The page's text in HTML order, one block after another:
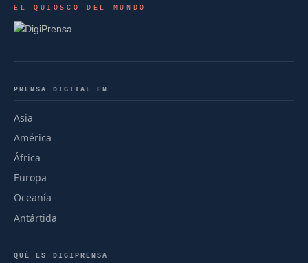
EL QUIOSCO DEL MUNDO
PRENSA DIGITAL EN
Asia
América
África
Europa
Oceanía
Antártida
QUÉ ES DIGIPRENSA